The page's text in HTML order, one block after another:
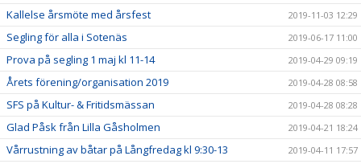
Kallelse årsmöte med årsfest 2019-11-03 12:29
Segling för alla i Sotenäs 2019-06-17 11:00
Prova på segling 1 maj kl 11-14 2019-04-29 09:19
Årets förening/organisation 2019 2019-04-28 08:58
SFS på Kultur- & Fritidsmässan 2019-04-28 08:28
Glad Påsk från Lilla Gåsholmen 2019-04-21 18:24
Vårrustning av båtar på Långfredag kl 9:30-13 2019-04-11 17:57